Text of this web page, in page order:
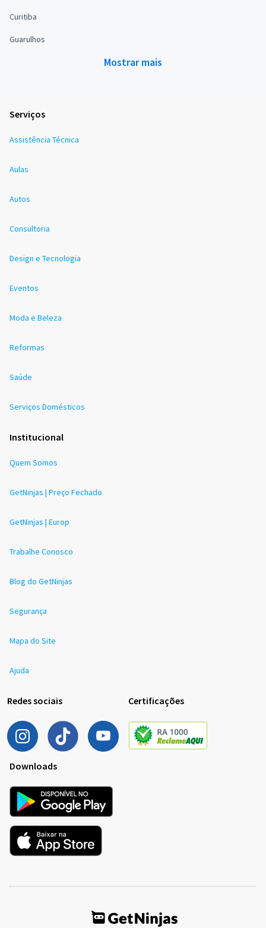
Curitiba
Guarulhos
Mostrar mais
Serviços
Assistência Técnica
Aulas
Autos
Consultoria
Design e Tecnologia
Eventos
Moda e Beleza
Reformas
Saúde
Serviços Domésticos
Institucional
Quem Somos
GetNinjas | Preço Fechado
GetNinjas | Europ
Trabalhe Conosco
Blog do GetNinjas
Segurança
Mapa do Site
Ajuda
Redes sociais Certificações
Downloads